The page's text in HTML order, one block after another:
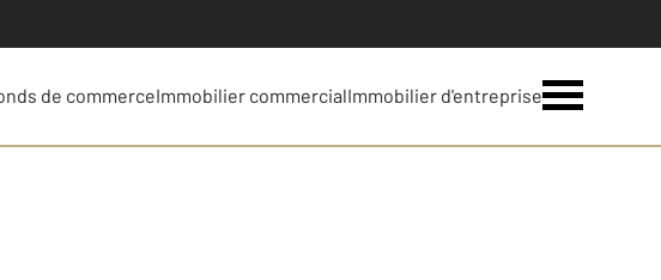
de commerceImmobilier commercialImmobilier d'entreprise